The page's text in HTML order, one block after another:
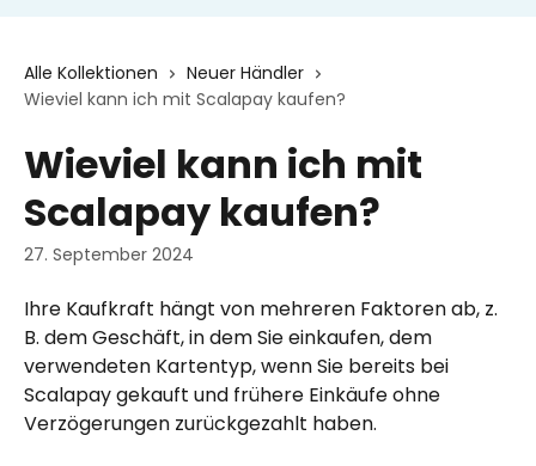
Alle Kollektionen
Neuer Händler
Wieviel kann ich mit Scalapay kaufen?
Wieviel kann ich mit
Scalapay kaufen?
27. September 2024
Ihre Kaufkraft hängt von mehreren Faktoren ab, z.
B. dem Geschäft, in dem Sie einkaufen, dem
verwendeten Kartentyp, wenn Sie bereits bei
Scalapay gekauft und frühere Einkäufe ohne
Verzögerungen zurückgezahlt haben.